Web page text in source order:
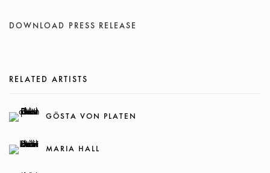
DOWNLOAD PRESS RELEASE
RELATED ARTISTS
GÖSTA VON PLATEN
MARIA HALL